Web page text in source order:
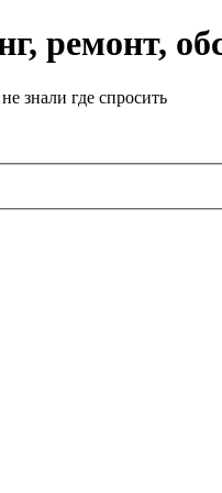
ремонт,
знали где спросить